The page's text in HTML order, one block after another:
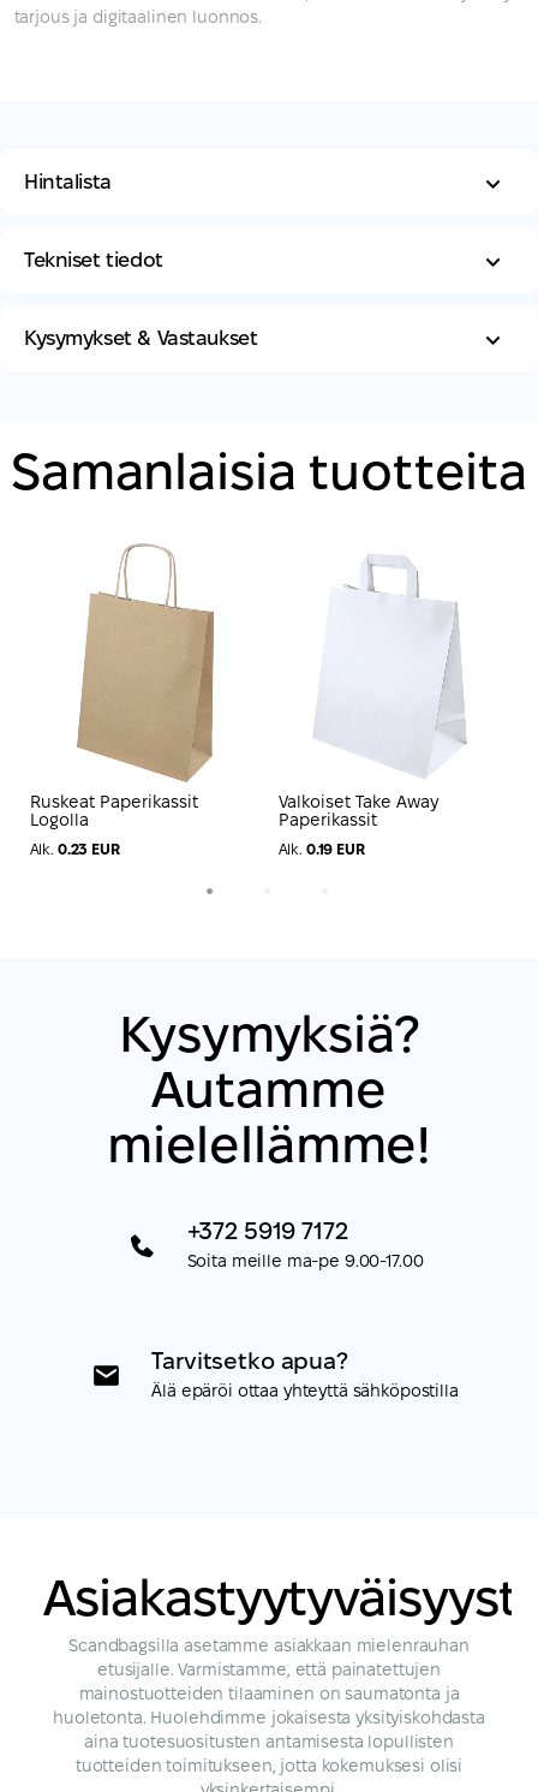
tarjous ja digitaalinen luonnos.
Hintalista
Tekniset tiedot
Kysymykset & Vastaukset
Samanlaisia ​​tuotteita
Ruskeat Paperikassit
Logolla
Alk. 0.23 EUR
Valkoiset Take Away
Paperikassit
Alk. 0.19 EUR
1
Kysymyksiä?
Autamme
mielellämme!
+372 5919 7172
Soita meille ma-pe 9.00-17.00
Tarvitsetko apua?
Älä epäröi ottaa yhteyttä sähköpostilla
Scandbagsilla asetamme asiakkaan mielenrauhan
etusijalle. Varmistamme, että painatettujen
mainostuotteiden tilaaminen on saumatonta ja
huoletonta. Huolehdimme jokaisesta yksityiskohdasta
aina tuotesuositusten antamisesta lopullisten
tuotteiden toimitukseen, jotta kokemuksesi olisi